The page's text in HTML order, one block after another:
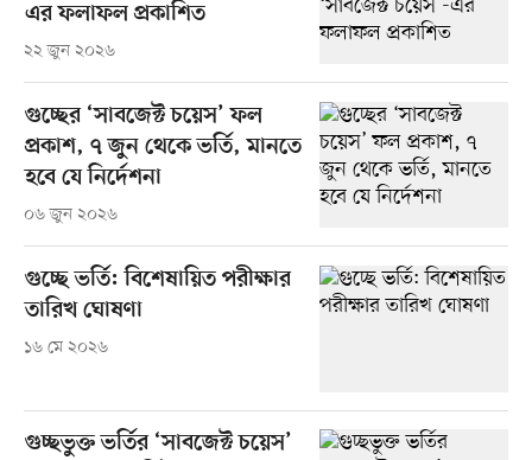
এর ফলাফল প্রকাশিত
২২ জুন ২০২৬
গুচ্ছের ‘সাবজেক্ট চয়েস’ ফল
প্রকাশ, ৭ জুন থেকে ভর্তি, মানতে
হবে যে নির্দেশনা
০৬ জুন ২০২৬
গুচ্ছে ভর্তি: বিশেষায়িত পরীক্ষার
তারিখ ঘোষণা
১৬ মে ২০২৬
গুচ্ছভুক্ত ভর্তির ‘সাবজেক্ট চয়েস’